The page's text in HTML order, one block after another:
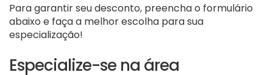
Para garantir seu desconto, preencha o formulário
abaixo e faça a melhor escolha para sua
especialização!
Especialize-se na área